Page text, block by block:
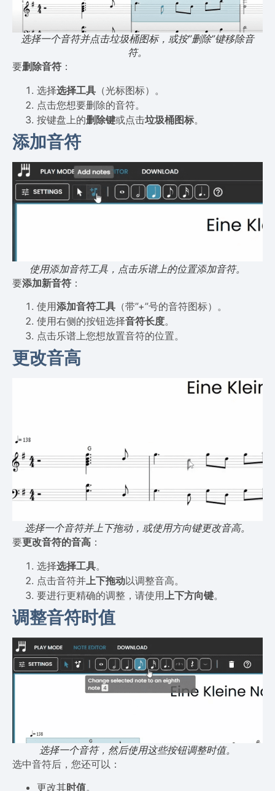
选择一个音符并点击垃圾桶图标，或按”删除”键移除音
符。
要删除音符 ：
选择选择工具 （光标图标）。
点击您想要删除的音符。
按键盘上的删除键或点击垃圾桶图标。
添加音符
使用添加音符工具，点击乐谱上的位置添加音符。
要添加新音符 ：
使用添加音符工具 （带”+”号的音符图标）。
使用右侧的按钮选择音符长度。
点击乐谱上您想放置音符的位置。
更改音高
选择一个音符并上下拖动，或使用方向键更改音高。
要更改音符的音高 ：
选择选择工具。
点击音符并 上下拖动以调整音高。
要进行更精确的调整，请使用 上下方向键。
调整音符时值
选择一个音符，然后使用这些按钮调整时值。
选中音符后，您还可以：
更改其时值。